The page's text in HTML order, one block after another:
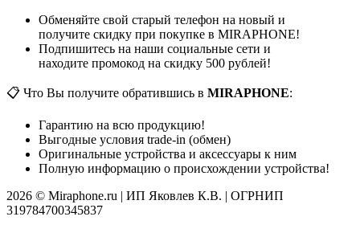
Обменяйте свой старый телефон на новый и
получите скидку при покупке в MIRAPHONE!
Подпишитесь на наши социальные сети и
находите промокод на скидку 500 рублей!
📋 Что Вы получите обратившись в MIRAPHONE:
Гарантию на всю продукцию!
Выгодные условия trade-in (обмен)
Оригинальные устройства и аксессуары к ним
Полную информацию о происхождении устройства!
2026 © Miraphone.ru | ИП Яковлев К.В. | ОГРНИП
319784700345837